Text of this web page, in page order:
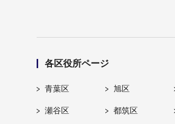
各区役所ページ
青葉区 旭区
瀬谷区 都筑区